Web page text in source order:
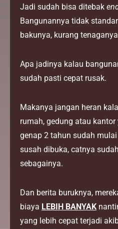
Jadi sudah bisa ditebak
Bangunannya tidak
bakunya, kurang
Apa jadinya kalau
sudah pasti cepat rusak.
Makanya jangan heran
rumah, gedung atau
genap 2 tahun sudah
susah dibuka, catnya
sebagainya.
Dan berita buruknya,
biaya LEBIH BANYAK
yang lebih cepat terjadi